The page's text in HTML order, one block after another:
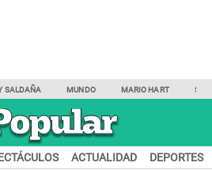
SALDAÑA MUNDO MARIO HART
ACTUALIDAD DEPORTES